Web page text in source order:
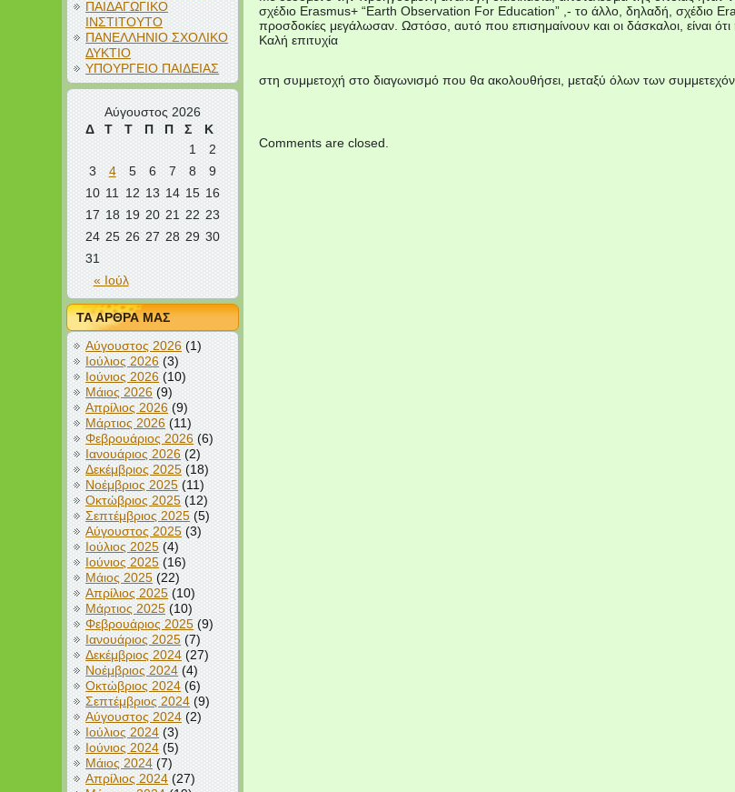
ΠΑΙΔΑΓΩΓΙΚΟ
ΙΝΣΤΙΤΟΥΤΟ
ΠΑΝΕΛΛΗΝΙΟ ΣΧΟΛΙΚΟ
ΔΥΚΤΙΟ
ΥΠΟΥΡΓΕΙΟ ΠΑΙΔΕΙΑΣ
Αύγουστος 2026
Δ
Τ Τ Π Π Σ Κ
« Ιούλ
1
2
3
4 5 6 7 8
9
10 11 12 13 14 15 16
17 18 19 20 21 22 23
24 25 26 27 28 29 30
31
ΤΑ ΑΡΘΡΑ ΜΑΣ
Αύγουστος 2026 (1)
Ιούλιος 2026 (3)
Ιούνιος 2026 (10)
Μάιος 2026 (9)
Απρίλιος 2026 (9)
Μάρτιος 2026 (11)
Φεβρουάριος 2026 (6)
Ιανουάριος 2026 (2)
Δεκέμβριος 2025 (18)
Νοέμβριος 2025 (11)
Οκτώβριος 2025 (12)
Σεπτέμβριος 2025 (5)
Αύγουστος 2025 (3)
Ιούλιος 2025 (4)
Ιούνιος 2025 (16)
Μάιος 2025 (22)
Απρίλιος 2025 (10)
Μάρτιος 2025 (10)
Φεβρουάριος 2025 (9)
Ιανουάριος 2025 (7)
Δεκέμβριος 2024 (27)
Νοέμβριος 2024 (4)
Οκτώβριος 2024 (6)
Σεπτέμβριος 2024 (9)
Αύγουστος 2024 (2)
Ιούλιος 2024 (3)
Ιούνιος 2024 (5)
Μάιος 2024 (7)
Απρίλιος 2024 (27)
σχέδιο Erasmus+ “Earth Observation For Education” ,- το άλλο, δηλαδή, σχέδιο
προσδοκίες μεγάλωσαν. Ωστόσο, αυτό που επισημαίνουν και οι δάσκαλοι, είναι
Καλή επιτυχία
στη συμμετοχή στο διαγωνισμό που θα ακολουθήσει, μεταξύ όλων των
Comments are closed.